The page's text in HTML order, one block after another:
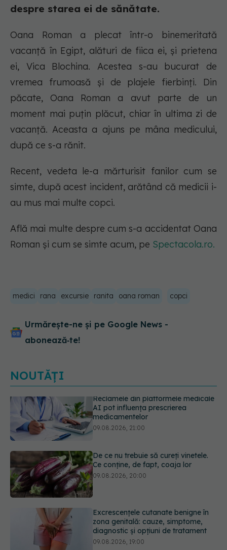
despre starea ei de sănătate.
Oana Roman a plecat într-o binemeritată
vacanță în Egipt, alături de fiica ei, și prietena
ei, Vica Blochina. Acestea s-au bucurat de
vremea frumoasă și de plajele fierbinți. Din
păcate, Oana Roman a avut parte de un
moment mai puțin plăcut, chiar în ultima zi de
vacanță. Aceasta a ajuns pe mâna medicului,
după ce s-a rănit.
Recent, vedeta le-a mărturisit fanilor cum se
simte, după acest incident, arătând că medicii i-
au mus mai multe copci.
Află mai multe despre cum s-a accidentat Oana
Roman și cum se simte acum, pe Spectacola.ro.
medici rana excursie ranita oana roman copci
Urmărește-ne și pe Google News -
abonează‑te!
NOUTĂȚI
De ce nu trebuie să cureți vinetele.
Ce conține, de fapt, coaja lor
09.08.2026, 20:00
Excrescențele cutanate benigne în
zona genitală: cauze, simptome,
Guma de mestecat care a captat
93% din HPV. Rezultatele
promițătoare vin însă doar din